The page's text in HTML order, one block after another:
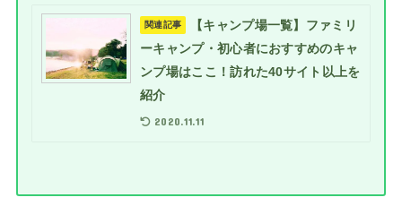
関連記事
【キャンプ場一覧】ファミリ
ーキャンプ・初心者におすすめのキャ
ンプ場はここ！訪れた40サイト以上を
紹介
2020.11.11